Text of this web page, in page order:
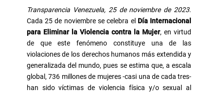
Transparencia Venezuela, 25 de noviembre de 2023.
Cada 25 de noviembre se celebra el Día Internacional
para Eliminar la Violencia contra la Mujer, en virtud
de que este fenómeno constituye una de las
violaciones de los derechos humanos más extendida y
generalizada del mundo, pues se estima que, a escala
global, 736 millones de mujeres -casi una de cada tres-
han sido víctimas de violencia física y/o sexual al